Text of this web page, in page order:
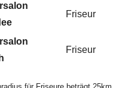
Friseur
Friseur